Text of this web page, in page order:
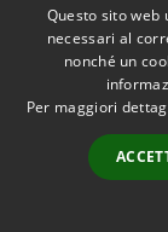
Accessibilità
Questo sito web
necessari al
nonché un
Per maggiori